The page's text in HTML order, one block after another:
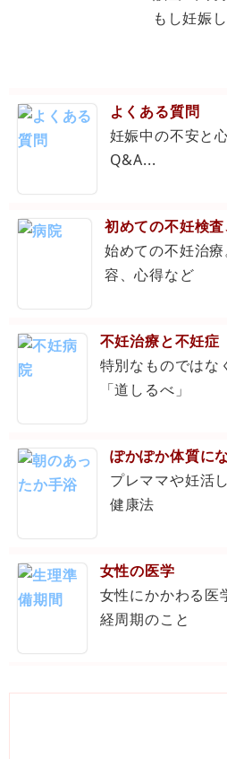
もし妊娠
よくある質問
妊娠中の不安と
Q&A...
初めての不妊検
始めての不妊治
容、心得など
不妊治療と不妊症
特別なものではな
「道しるべ」
ぽかぽか体質に
プレママや妊活
健康法
女性の医学
女性にかかわる医
経周期のこと